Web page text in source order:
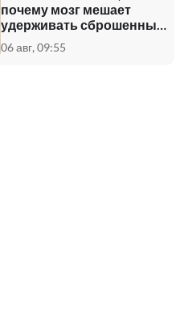
почему мозг мешает
удерживать сброшенный
вес
06 авг, 09:55